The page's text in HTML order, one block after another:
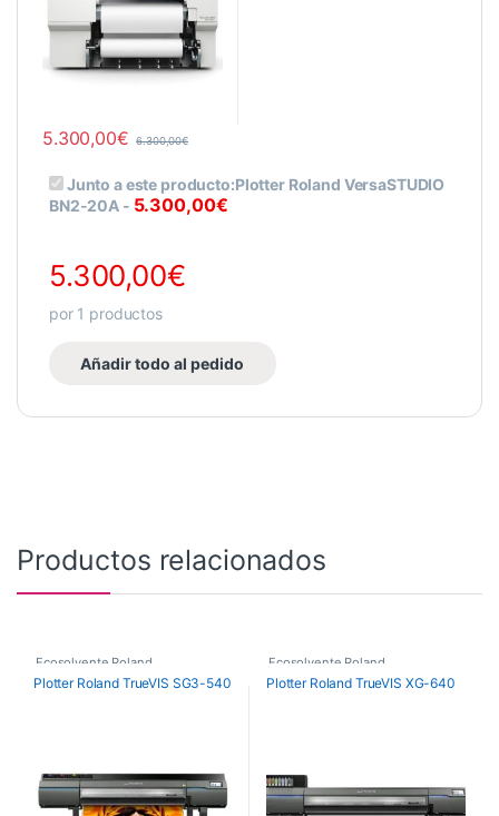
5.300,00€ 6.300,00€
Junto a este producto:Plotter Roland VersaSTUDIO
BN2-20A - 5.300,00€
5.300,00€
por 1 productos
Añadir todo al pedido
Productos relacionados
Ecosolvente Roland
Plotter Roland TrueVIS SG3-540
Ecosolvente Roland
Plotter Roland TrueVIS XG-640